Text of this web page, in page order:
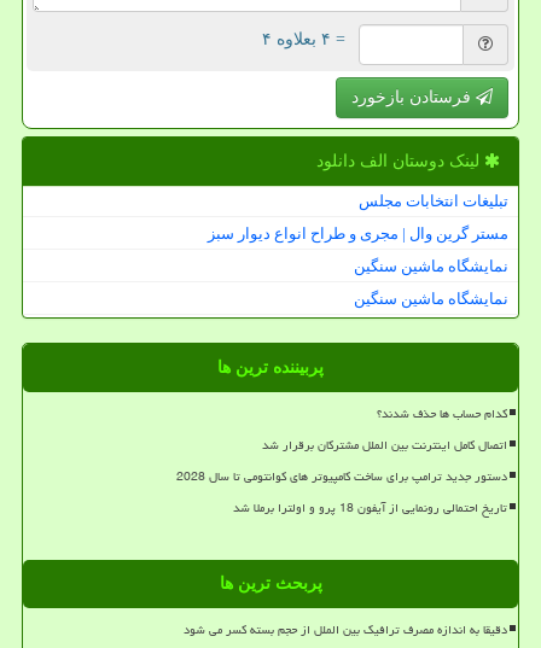
= ۴ بعلاوه ۴
فرستادن بازخورد
لینک دوستان الف دانلود
تبلیغات انتخابات مجلس
مستر گرین وال | مجری و طراح انواع دیوار سبز
نمایشگاه ماشین سنگین
نمایشگاه ماشین سنگین
پربیننده ترین ها
کدام حساب ها حذف شدند؟
اتصال کامل اینترنت بین الملل مشترکان برقرار شد
دستور جدید ترامپ برای ساخت کامپیوتر های کوانتومی تا سال 2028
تاریخ احتمالی رونمایی از آیفون 18 پرو و اولترا برملا شد
پربحث ترین ها
دقیقا به اندازه مصرف ترافیک بین الملل از حجم بسته کسر می شود